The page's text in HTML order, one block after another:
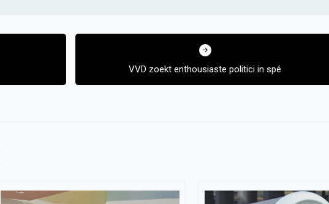
VVD zoekt enthousiaste politici in spé